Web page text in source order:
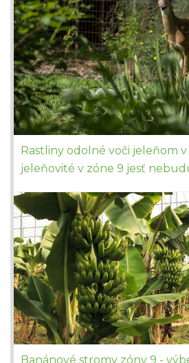
Rastliny odolné voči jeleňom
jeleňovité v zóne 9 jesť
Banánové stromy zóny 9 -